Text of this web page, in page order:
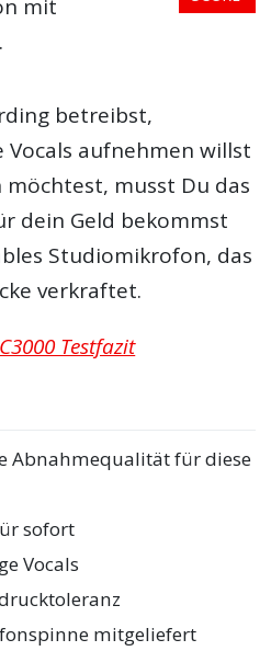
mit
betreibst,
aufnehmen willst
musst Du das
dein Geld bekommst
Studiomikrofon, das
verkraftet.
Testfazit
Abnahmequalität für diese
sofort
Vocals
mitgeliefert